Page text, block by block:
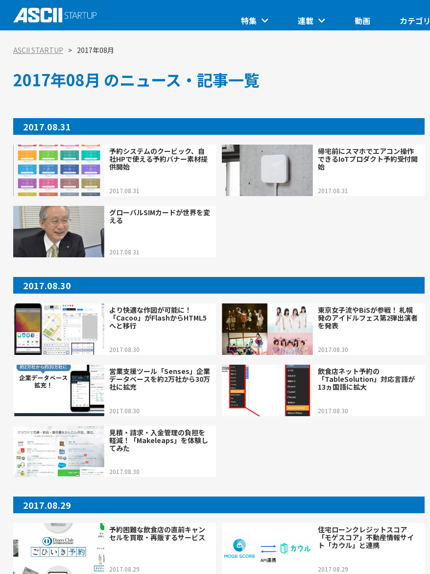
特集
エコシステムの潮流
連載
社会実装に向けた研究、技術 大学発スタートアップ
ASCII STARTUP 今週のイチオシ！
動画 カテゴリ
環境
ASCII STARTUP 2017年08月
2017年08月 のニュース・記事一覧
2017.08.31
予約システムのクービック、自
社HPで使える予約バナー素材提
供開始
2017.08.31
帰宅前にスマホでエアコン操作
できるIoTプロダクト予約受付開
始
2017.08.31
グローバルSIMカードが世界を変
える
2017.08.31
2017.08.30
より快適な作図が可能に！
「Cacoo」がFlashからHTML5
へと移行
2017.08.30
東京女子流やBiSが参戦！ 札幌
発のアイドルフェス第2弾出演者
を発表
2017.08.30
営業支援ツール「Senses」企業
データベースを約2万社から30万
社に拡充
2017.08.30
飲食店ネット予約の
「TableSolution」対応言語が
13ヵ国語に拡大
2017.08.30
見積・請求・入金管理の負担を
軽減！「Makeleaps」を体験し
てみた
2017.08.30
2017.08.29
予約困難な飲食店の直前キャン
セルを買取・再販するサービス
2017.08.29
住宅ローンクレジットスコア
「モゲスコア」不動産情報サイ
ト「カウル」と連携
2017.08.29